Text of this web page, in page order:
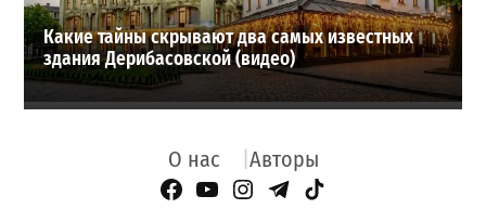
Какие тайны скрывают два самых известных
здания Дерибасовской (видео)
О нас Авторы
Facebook Page
YouTube
Instagram
Telegram
TikTok